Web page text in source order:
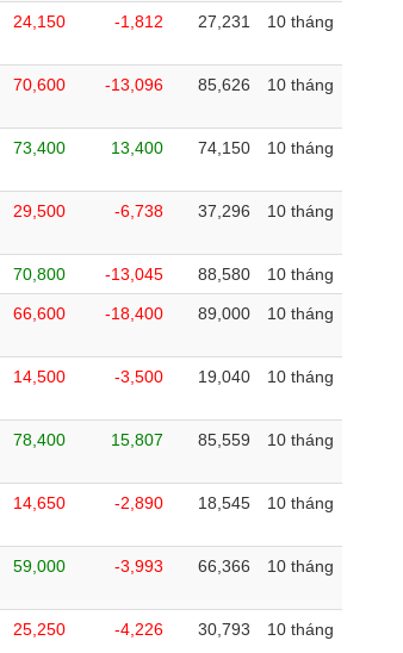
24,150 -1,812 27,231 10 tháng
70,600 -13,096 85,626 10 tháng
73,400 13,400 74,150 10 tháng
29,500 -6,738 37,296 10 tháng
70,800 -13,045 88,580 10 tháng
66,600 -18,400 89,000 10 tháng
14,500 -3,500 19,040 10 tháng
78,400 15,807 85,559 10 tháng
14,650 -2,890 18,545 10 tháng
59,000 -3,993 66,366 10 tháng
25,250 -4,226 30,793 10 tháng